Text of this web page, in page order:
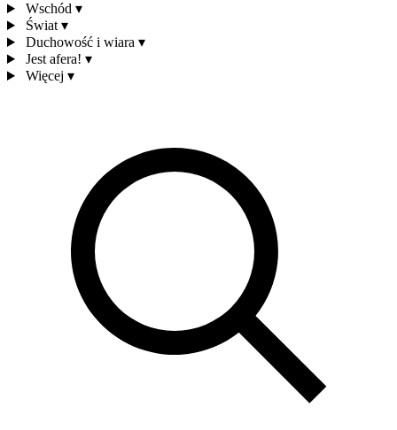
Wschód ▾
Świat ▾
Duchowość i wiara ▾
Jest afera! ▾
Więcej ▾